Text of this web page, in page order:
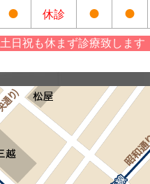
● 休診 ● ●
土日祝も休まず診療致します